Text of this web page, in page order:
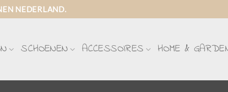
NEDERLAND.
SCHOENEN ACCESSOIRES HOME &